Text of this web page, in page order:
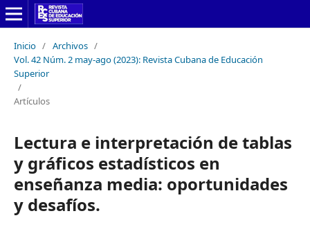
Inicio / Archivos /
Vol. 42 Núm. 2 may-ago (2023): Revista Cubana de Educación
Superior
/
Artículos
Lectura e interpretación de tablas
y gráficos estadísticos en
enseñanza media: oportunidades
y desafíos.